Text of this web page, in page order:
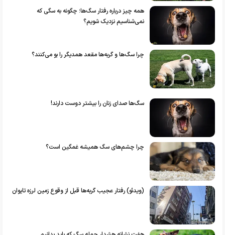
همه چیز درباره رفتار سگ‌ها؛ چگونه به سگی که
نمی‌شناسیم نزدیک شویم؟
چرا سگ‌ها و گربه‌ها مقعد همدیگر را بو می‌کنند؟
سگ‌ها صدای زنان را بیشتر دوست دارند!
چرا چشم‌های سگ همیشه غمگین است؟
(ویدئو) رفتار عجیب گربه‌ها قبل از وقوع زمین لرزه تایوان